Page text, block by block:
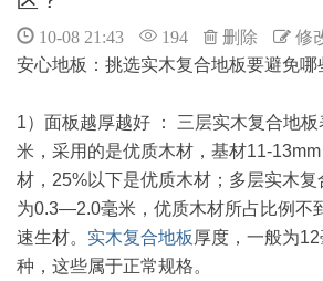
10-08 21:43 194 删除
修
安心地板：挑选实木复合地板要避免哪
1）面板越厚越好 ： 三层实木复合地
米，采用的是优质木材，基材11-
材，25%以下是优质木材；多层实木
为0.3—2.0毫米，优质木材所占比例不
速生材。 实木复合地板 厚度，一般为
种，这些属于正常规格。